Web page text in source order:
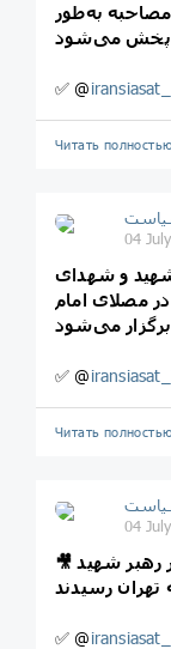
به‌طور
پخش می‌شود
✅ @
Читать
04
شهید و شهدای
فردا ساعت ۶ صبح در مصلای امام
✅ @
Читать
04
🎥 خانوادهٔ شهدای میناب برای وداع با پیکر رهبر شهید
تهران رسیدند
✅ @